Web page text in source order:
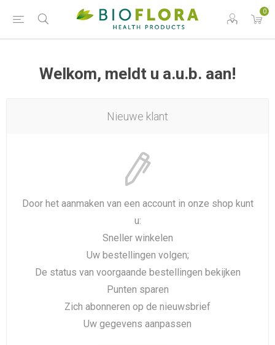
0
Welkom, meldt u a.u.b. aan!
Nieuwe klant
Door het aanmaken van een account in onze shop kunt
u:
Sneller winkelen
Uw bestellingen volgen;
De status van voorgaande bestellingen bekijken
Punten sparen
Zich abonneren op de nieuwsbrief
Uw gegevens aanpassen